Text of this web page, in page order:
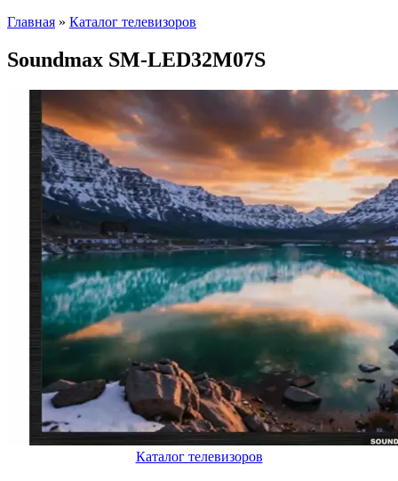
Главная » Каталог телевизоров
Soundmax SM-LED32M07S
Каталог телевизоров